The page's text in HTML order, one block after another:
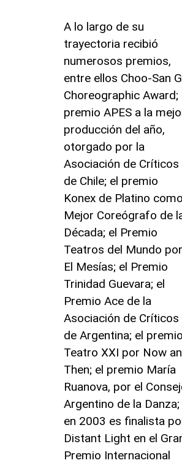
A lo largo de su
trayectoria recibió
numerosos premios,
entre ellos Choo-San
Choreographic Award;
premio APES a la
producción del año,
otorgado por la
Asociación de Críticos
de Chile; el premio
Konex de Platino como
Mejor Coreógrafo de
Década; el Premio
Teatros del Mundo por
El Mesías; el Premio
Trinidad Guevara; el
Premio Ace de la
Asociación de Críticos
de Argentina; el premio
Teatro XXI por Now
Then; el premio María
Ruanova, por el
Argentino de la Danza;
en 2003 es finalista
Distant Light en el
Premio Internacional